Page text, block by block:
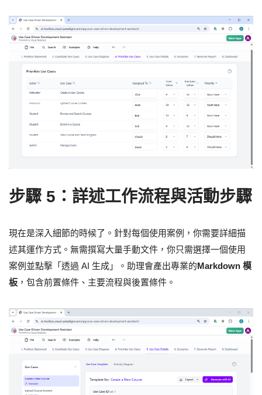
步驟 5：詳述工作流程與活動步驟
現在是深入細節的時候了。針對每個使用案例，你需要詳細描
述其運作方式。無需撰寫大量手動文件，你只需選擇一個使用
案例並點擊「透過 AI 生成」。助理會產出專業的Markdown 模
板 ，包含前置條件、主要流程與後置條件。